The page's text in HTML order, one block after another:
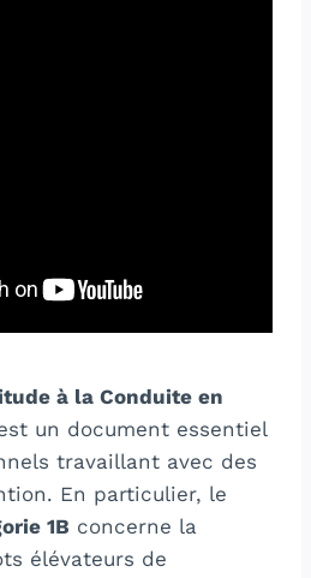
à la Conduite en
un document essentiel
travaillant avec des
En particulier, le
1B concerne la
élévateurs de